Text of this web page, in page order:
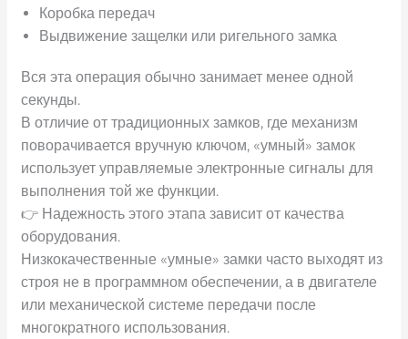
Коробка передач
Выдвижение защелки или ригельного замка
Вся эта операция обычно занимает менее одной
секунды.
В отличие от традиционных замков, где механизм
поворачивается вручную ключом, «умный» замок
использует управляемые электронные сигналы для
выполнения той же функции.
👉 Надежность этого этапа зависит от качества
оборудования.
Низкокачественные «умные» замки часто выходят из
строя не в программном обеспечении, а в двигателе
или механической системе передачи после
многократного использования.